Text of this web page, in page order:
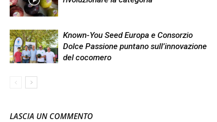
Known-You Seed Europa e Consorzio
Dolce Passione puntano sull’innovazione
del cocomero
LASCIA UN COMMENTO